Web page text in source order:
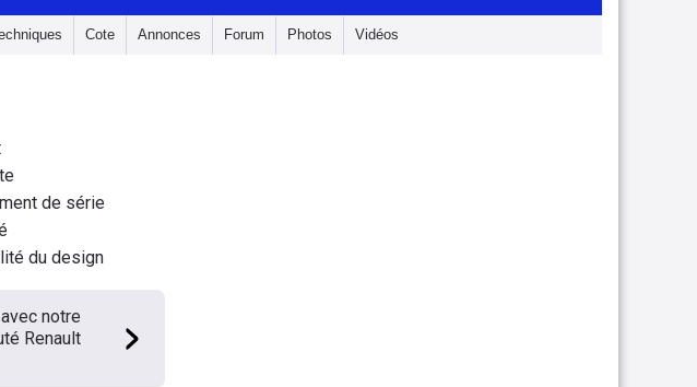
Cote Annonces Forum Photos Vidéos
de série
du design
notre
Renault